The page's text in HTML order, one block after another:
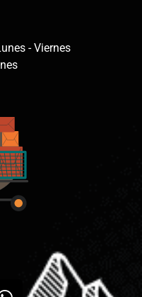
- Viernes